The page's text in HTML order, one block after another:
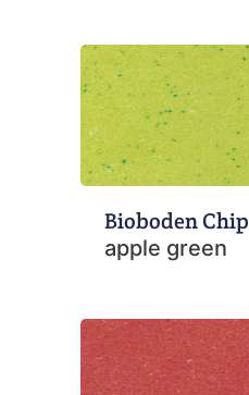
Bioboden Chip
apple green